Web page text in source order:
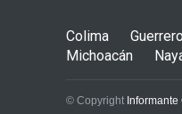
Colima Guerrero
Michoacán
© Copyright